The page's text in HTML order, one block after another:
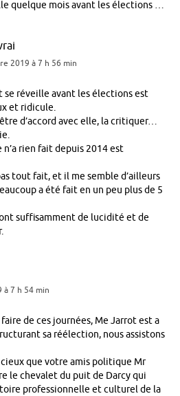
quelque mois avant les élections …
2019 à 7 h 56 min
se réveille avant les élections est
et ridicule.
d’accord avec elle, la critiquer…
n’a rien fait depuis 2014 est
tout fait, et il me semble d’ailleurs
a été fait en un peu plus de 5
suffisamment de lucidité et de
à 7 h 54 min
de ces journées, Me Jarrot est a
sa réélection, nous assistons
que votre amis politique Mr
le chevalet du puit de Darcy qui
professionnelle et culturel de la